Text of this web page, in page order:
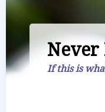
Never
If this is